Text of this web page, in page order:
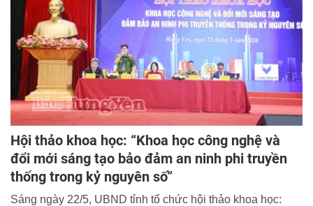
Hội thảo khoa học: “Khoa học công nghệ và
đổi mới sáng tạo bảo đảm an ninh phi truyền
thống trong kỷ nguyên số”
Sáng ngày 22/5, UBND tỉnh tổ chức hội thảo khoa học: